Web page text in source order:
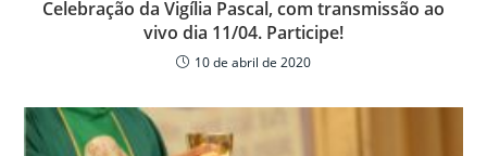
Celebração da Vigília Pascal, com transmissão ao
vivo dia 11/04. Participe!
10 de abril de 2020